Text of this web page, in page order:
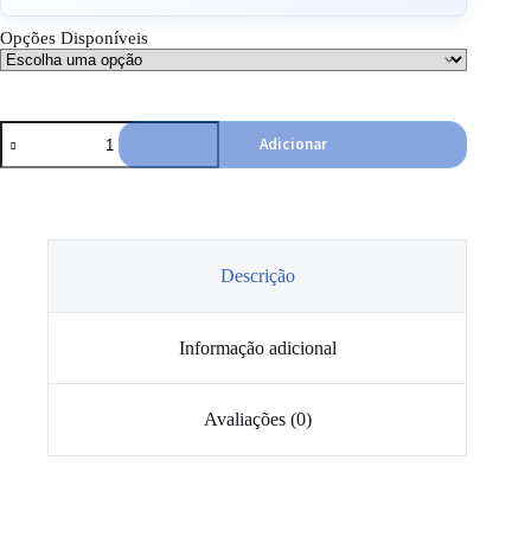
Opções Disponíveis
Quantidade
de
Curvas
Adicionar
Descrição
Informação adicional
Avaliações (0)